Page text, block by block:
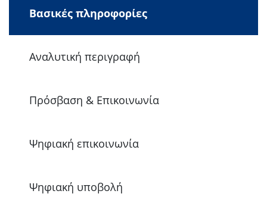
Βασικές πληροφορίες
Αναλυτική περιγραφή
Πρόσβαση & Επικοινωνία
Ψηφιακή επικοινωνία
Ψηφιακή υποβολή